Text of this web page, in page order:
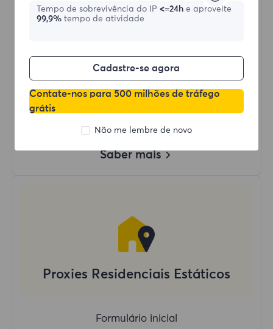
Comprar agora
Uso de Dados Ilimitado
Uso Ilimitado de IP
Mais de 50 regiões ao redor do mundo
País Aleatório
Proxy Residencial Dinâmico Real
Saber mais
Proxies Residenciais Estáticos
Formulário inicial
Tempo de sobrevivência do IP <=24h e aproveite
99,9%tempo de atividade
Cadastre-se agora
Contate-nos para 500 milhões de tráfego
grátis
Não me lembre de novo